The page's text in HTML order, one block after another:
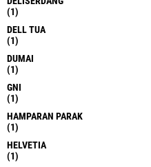
(1)
DELL TUA
(1)
DUMAI
(1)
GNI
(1)
HAMPARAN PARAK
(1)
HELVETIA
(1)